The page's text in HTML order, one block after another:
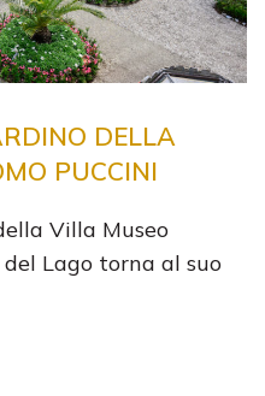
DELLA
PUCCINI
Villa Museo
Lago torna al suo